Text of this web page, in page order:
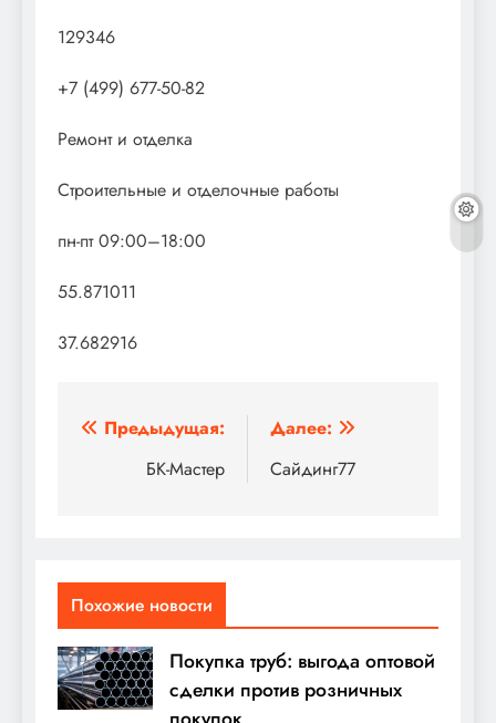
129346
+7 (499) 677-50-82
Ремонт и отделка
Строительные и отделочные работы
пн-пт 09:00–18:00
55.871011
37.682916
Навигация
Предыдущая:
БК-Мастер
Далее:
Сайдинг77
Похожие новости
Покупка труб: выгода оптовой
сделки против розничных